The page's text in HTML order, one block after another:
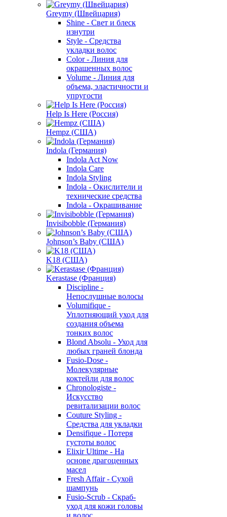
Greymy (Швейцария)
Shine - Свет и блеск
изнутри
Style - Средства
укладки волос
Color - Линия для
окрашенных волос
Volume - Линия для
объема, эластичности и
упругости
Help Is Here (Россия)
Hempz (США)
Indola (Германия)
Indola Act Now
Indola Care
Indola Styling
Indola - Окислители и
технические средства
Indola - Окрашивание
Invisibobble (Германия)
Johnson’s Baby (США)
K18 (США)
Kerastase (Франция)
Discipline -
Непослушные волосы
Volumifique -
Уплотняющий уход для
создания объема
тонких волос
Blond Absolu - Уход для
любых граней блонда
Fusio-Dose -
Молекулярные
коктейли для волос
Chronologiste -
Искусство
ревитализации волос
Couture Styling -
Средства для укладки
Densifique - Потеря
густоты волос
Elixir Ultime - На
основе драгоценных
масел
Fresh Affair - Сухой
шампунь
Fusio-Scrub - Скраб-
уход для кожи головы
и волос